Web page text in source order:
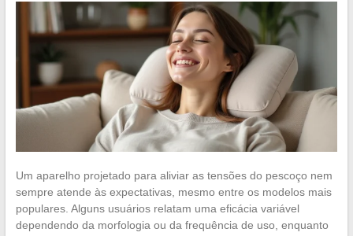
Um aparelho projetado para aliviar as tensões do pescoço nem
sempre atende às expectativas, mesmo entre os modelos mais
populares. Alguns usuários relatam uma eficácia variável
dependendo da morfologia ou da frequência de uso, enquanto